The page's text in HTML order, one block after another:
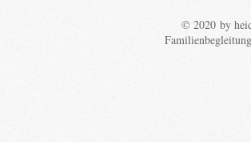
© 2020 by